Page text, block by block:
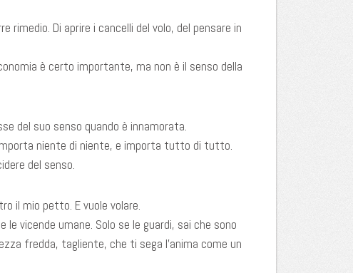
rimedio. Di aprire i cancelli del volo, del pensare in
è certo importante, ma non è il senso della
del suo senso quando è innamorata.
niente di niente, e importa tutto di tutto.
del senso.
il mio petto. E vuole volare.
le vicende umane. Solo se le guardi, sai che sono
fredda, tagliente, che ti sega l’anima come un